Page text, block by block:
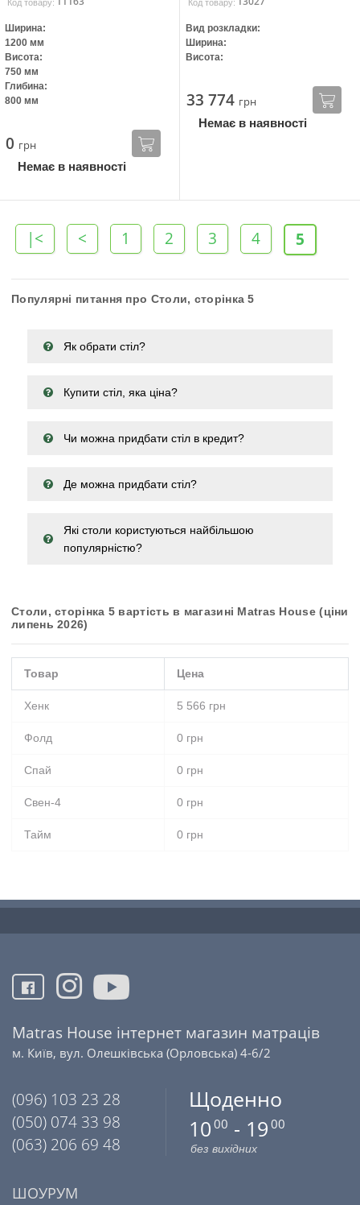
Код товару:
Ширина:
1200 мм
Висота:
750 мм
Глибина:
800 мм
0 грн
Немає в наявності
Код товару:
Вид розкладки:
Ширина:
Висота:
33 774 грн
Немає в наявності
|< < 1 2 3 4 5
Популярні питання про Столи, сторінка 5
Як обрати стіл?
Купити стіл, яка ціна?
Чи можна придбати стіл в кредит?
Де можна придбати стіл?
Які столи користуються найбільшою
популярністю?
Столи, сторінка 5 вартість в магазині Matras House (ціни
липень 2026)
Товар Цена
Хенк 5 566 грн
Фолд 0 грн
Спай 0 грн
Свен-4 0 грн
Тайм 0 грн
Matras House інтернет магазин матраців
м. Київ, вул. Олешківська (Орловська) 4-6/2
(096) 103 23 28
(050) 074 33 98
(063) 206 69 48
Щоденно
10 00 - 19 00
без вихідних
ШОУРУМ